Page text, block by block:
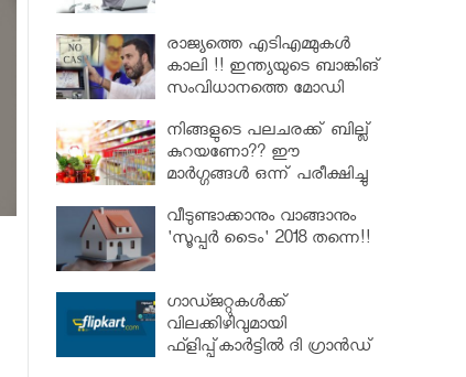
രാജ്യത്തെ എടിഎമ്മുകൾ
കാലി !! ഇന്ത്യയുടെ ബാങ്കിങ്
സംവിധാനത്തെ മോഡി
നിങ്ങളുടെ പലചരക്ക് ബില്ല്
കുറയണോ?? ഈ
മാർഗ്ഗങ്ങൾ ഒന്ന് പരീക്ഷിച്ചു
വീടുണ്ടാക്കാനും വാങ്ങാനും
'സൂപ്പർ ടൈം' 2018 തന്നെ!!
ഗാഡ്ജറ്റുകള്‍ക്ക്
വിലക്കിഴിവുമായി
ഫ്ളിപ്പ്കാര്‍ട്ടില്‍ ദി ഗ്രാന്‍ഡ്